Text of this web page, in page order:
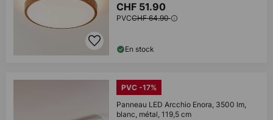
CHF 51.90
PVCCHF 64.90
En stock
PVC -17%
Panneau LED Arcchio Enora, 3500 lm,
blanc, métal, 119,5 cm